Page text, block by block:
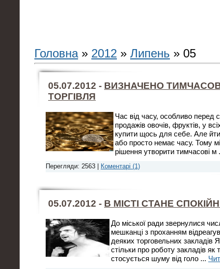
Головна» 2012 » Липень » 05
05.07.2012 - ВИЗНАЧЕНО
ТОРГІВЛЯ
Час від часу, особливо перед
продажів овочів, фруктів, у
купити щось для себе. Але
або просто немає часу. Тому
рішення утворити тимчасові м
Перегляди: 2563 | Коментарі (1)
05.07.2012 - В МІСТІ СТАНЕ
До міської ради звернулися
мешканці з проханням
деяких торговельних закладів
стільки про роботу закладів
стосується шуму від голо ...